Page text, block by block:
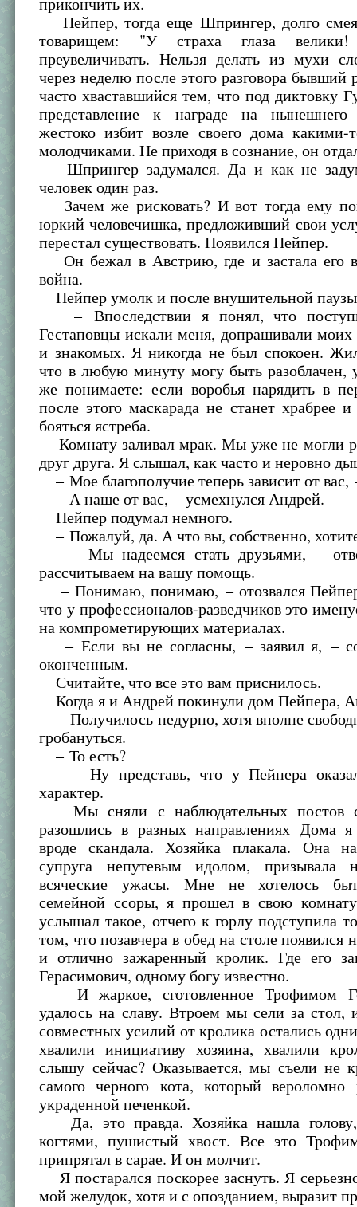
Пейпер, тогда еще Шпрингер, долго
товарищем: "У страха глаза
преувеличивать. Нельзя делать из мухи
через неделю после этого разговора бывший
часто хваставшийся тем, что под диктовку
представление к награде на
жестоко избит возле своего дома какими-
молодчиками. Не приходя в сознание, он
Шпрингер задумался. Да и как не
человек один раз.
Зачем же рисковать? И вот тогда ему
юркий человечишка, предложивший свои
перестал существовать. Появился Пейпер.
Он бежал в Австрию, где и застала его
война.
Пейпер умолк и после внушительной
– Впоследствии я понял, что
Гестаповцы искали меня, допрашивали моих
и знакомых. Я никогда не был спокоен.
что в любую минуту могу быть
же понимаете: если воробья нарядить в
после этого маскарада не станет храбрее
бояться ястреба.
Комнату заливал мрак. Мы уже не могли
друг друга. Я слышал, как часто и неровно
– Мое благополучие теперь зависит от вас,
– А наше от вас, – усмехнулся Андрей.
Пейпер подумал немного.
– Пожалуй, да. А что вы, собственно,
– Мы надеемся стать друзьями, –
рассчитываем на вашу помощь.
– Понимаю, понимаю, – отозвался
что у профессионалов-разведчиков это
на компрометирующих материалах.
– Если вы не согласны, – заявил я, –
оконченным.
Считайте, что все это вам приснилось.
Когда я и Андрей покинули дом Пейпера,
– Получилось недурно, хотя вполне
гробануться.
– То есть?
– Ну представь, что у Пейпера
характер.
Мы сняли с наблюдательных постов
разошлись в разных направлениях Дома я
вроде скандала. Хозяйка плакала. Она
супруга непутевым идолом, призывала
всяческие ужасы. Мне не хотелось
семейной ссоры, я прошел в свою
услышал такое, отчего к горлу подступила
том, что позавчера в обед на столе появился
и отлично зажаренный кролик. Где его
Герасимович, одному богу известно.
И жаркое, сготовленное Трофимом
удалось на славу. Втроем мы сели за
совместных усилий от кролика остались
хвалили инициативу хозяина, хвалили
слышу сейчас? Оказывается, мы съели не
самого черного кота, который вероломно
украденной печенкой.
Да, это правда. Хозяйка нашла
когтями, пушистый хвост. Все это
припрятал в сарае. И он молчит.
Я постарался поскорее заснуть. Я
мой желудок, хотя и с опозданием, выразит